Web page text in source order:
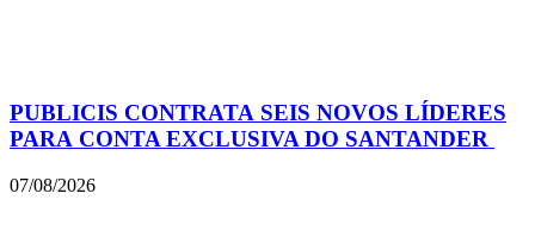
PUBLICIS CONTRATA SEIS NOVOS LÍDERES
PARA CONTA EXCLUSIVA DO SANTANDER
07/08/2026